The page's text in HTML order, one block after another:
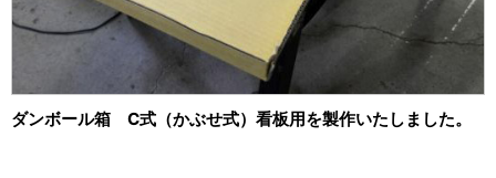
ダンボール箱 C式（かぶせ式）看板用を製作いたしました。
時計・宝飾品用
ホーム&キッチン用
食品・食材用
2014年
2012年